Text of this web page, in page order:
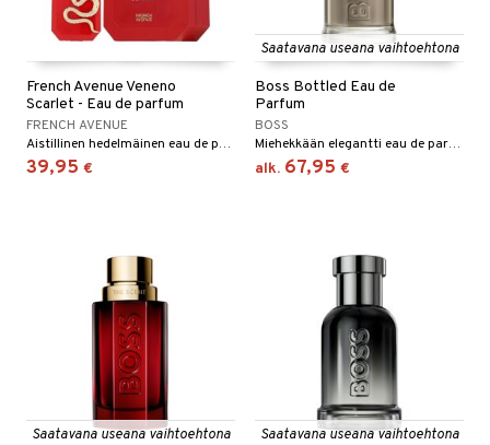
French Avenue Veneno
Scarlet - Eau de parfum
FRENCH AVENUE
Aistillinen hedelmäinen eau de parfum sekä hänelle että hänelle.
39,95 €
Saatavana useana vaihtoehtona
Boss Bottled Eau de
Parfum
BOSS
Miehekkään elegantti eau de parfum Hugo Bossilta
alk. 67,95 €
Saatavana useana vaihtoehtona Saatavana useana vaihtoehtona